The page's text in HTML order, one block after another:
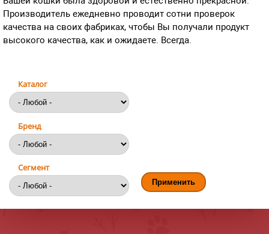
Производитель ежедневно проводит сотни проверок
качества на своих фабриках, чтобы Вы получали продукт
высокого качества, как и ожидаете. Всегда.
Каталог
Бренд
Сегмент